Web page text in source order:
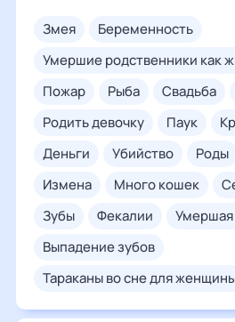
змея
беременность
умершие родственники как
пожар
рыба свадьба
родить девочку
паук
деньги
убийство роды
измена
много кошек
зубы
фекалии
выпадение зубов
тараканы во сне для